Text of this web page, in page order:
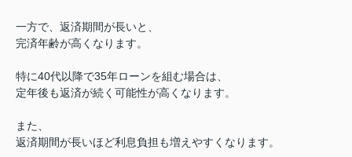
一方で、返済期間が長いと、
完済年齢が高くなります。
特に40代以降で35年ローンを組む場合は、
定年後も返済が続く可能性が高くなります。
また、
返済期間が長いほど利息負担も増えやすくなります。